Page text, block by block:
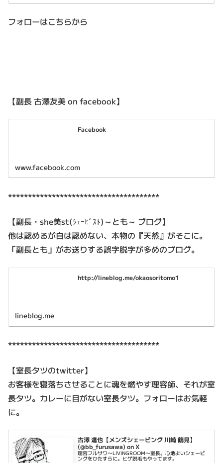
フォローはこちらから
【副長 古澤友美 on facebook】
Facebook
www.facebook.com
**************************************
【副長・she美st(ｼｪｰﾋﾞｽﾄ)～とも～ ブログ】
他は認めるが自は認めない、本物の『天然』がそこに。
「副長とも」がお送りする誤字脱字が多めのブログ。
http://lineblog.me/okaosoritomo1
lineblog.me
**************************************
【室長タツのtwitter】
お客様を寝落ちさせることに魂を燃やす理容師、それが室
長タツ。カレーに目がない室長タツ。フォローはお気軽
に。
古澤 達也【メンズシェービング 川崎 鶴見】
(@bb_furusawa) on X
理容フルサワ〜LIVINGROOM〜室長。心地よいシェービ
ングをひたすらに。ヒゲ脱毛もやってます。